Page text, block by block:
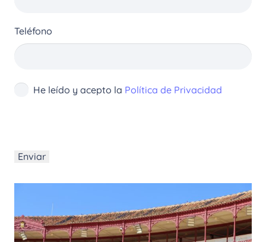
Teléfono
He leído y acepto la Política de Privacidad